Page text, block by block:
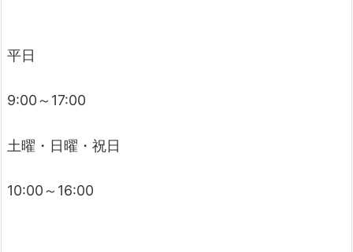
平日
9:00～17:00
土曜・日曜・祝日
10:00～16:00